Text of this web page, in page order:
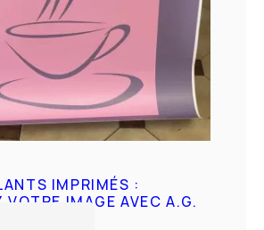
IMPRIMÉS :
VOTRE IMAGE AVEC A.G.